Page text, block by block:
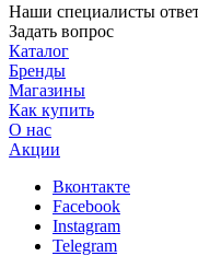
Наши специалисты
Задать вопрос
Каталог
Бренды
Магазины
Как купить
О нас
Акции
Вконтакте
Facebook
Instagram
Telegram